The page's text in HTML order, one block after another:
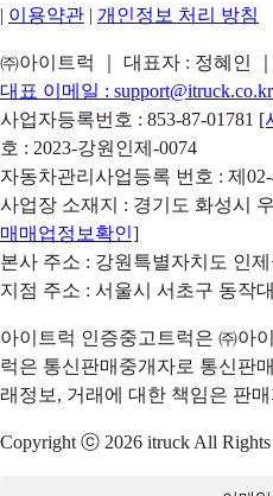
| 이용약관 | 개인정보 처리 방침
㈜아이트럭 ｜ 대표자 : 정혜인
대표 이메일 : support@itruck.co.kr
사업자등록번호 : 853-87-01781 [
호 : 2023-강원인제-0074
자동차관리사업등록 번호 : 제
사업장 소재지 : 경기도 화성시
매매업정보확인]
본사 주소 : 강원특별자치도 인제
지점 주소 : 서울시 서초구 동작
아이트럭 인증중고트럭은 ㈜아
럭은 통신판매중개자로 통신판
래정보, 거래에 대한 책임은 판
Copyright ⓒ 2026 itruck All Rights